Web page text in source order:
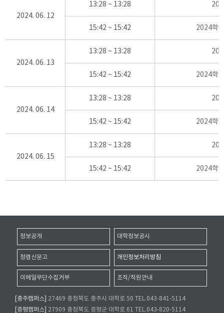
2024. 06. 12
13:28 ~ 13:28
15:42 ~ 15:42 2024학
2024. 06. 13
13:28 ~ 13:28
15:42 ~ 15:42 2024학
2024. 06. 14
13:28 ~ 13:28
15:42 ~ 15:42 2024학
2024. 06. 15
13:28 ~ 13:28
15:42 ~ 15:42 2024학
정보공개 대학정보공시
청렴신문고 개인정보처리방침
이메일무단수집거부 조직/직원안내
[충주캠퍼스]
27469 충청북도 충주시 대학로 50 TEL.043-841-5114
[증평캠퍼스]
27909 충청북도 증평군 대학로 61 TEL.043-820-5114